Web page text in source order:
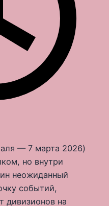
— 7 марта 2026)
но внутри
неожиданный
событий,
дивизионов на